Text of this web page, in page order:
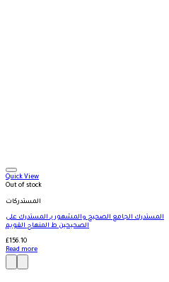
Quick View
Out of stock
المستدركات
المستدرك الجامع الصحيح والمشهور بـ المستدرك على
الصحيحين ط المنهاج القويم
£156.10
Read more